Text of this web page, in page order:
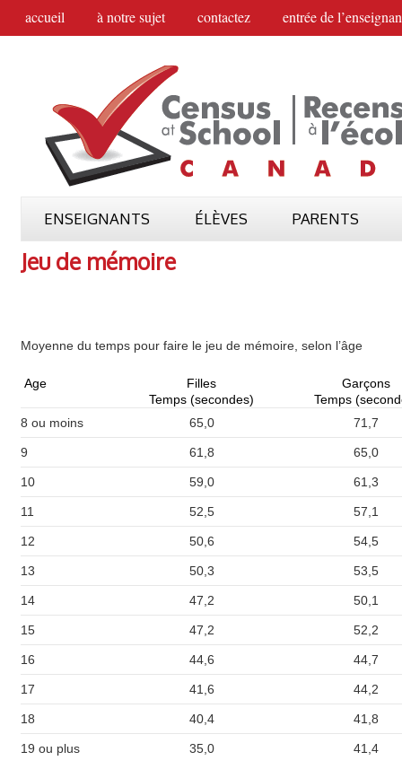
accueil à notre sujet contactez entrée de
ENSEIGNANTS ÉLÈVES PARENTS
Jeu de mémoire
Moyenne du temps pour faire le jeu de mémoire, selon l’âge
Age Filles
Garçons
Temps (secondes)
Temps
8 ou moins
65,0 71,7
9 61,8 65,0
10 59,0 61,3
11 52,5 57,1
12 50,6 54,5
13 50,3 53,5
14 47,2 50,1
15 47,2 52,2
16 44,6 44,7
17 41,6 44,2
18 40,4 41,8
19 ou plus 35,0 41,4